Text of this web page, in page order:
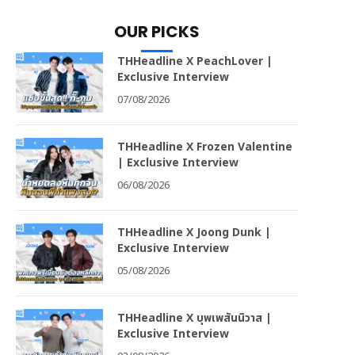
OUR PICKS
THHeadline X PeachLover |
Exclusive Interview
07/08/2026
THHeadline X Frozen Valentine
| Exclusive Interview
06/08/2026
THHeadline X Joong Dunk |
Exclusive Interview
05/08/2026
THHeadline X บุพเพสันนิวาส |
Exclusive Interview